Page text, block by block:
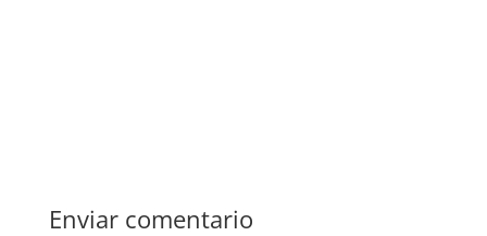
Enviar comentario